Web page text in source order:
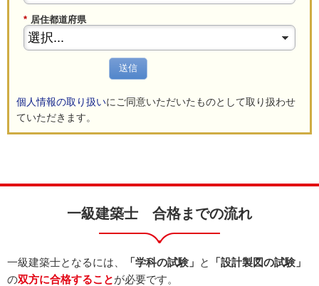
* 居住都道府県
送信
個人情報の取り扱いにご同意いただいたものとして取り扱わせ
ていただきます。
一級建築士 合格までの流れ
一級建築士となるには、 「学科の試験」 と
「設計製図の試験」
の双方に合格することが必要です。